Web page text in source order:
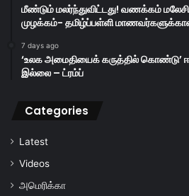
மீண்டும் மலர்ந்துவிட்டது! வணக்கம்
முழக்கம்- தமிழ்ப்பள்ளி
7 days ago
‘உலக அமைதியைக் கருத்தில் கொண்டு’
இல்லை – ட்ரம்ப்
Categories
Latest
Videos
அமெரிக்கா